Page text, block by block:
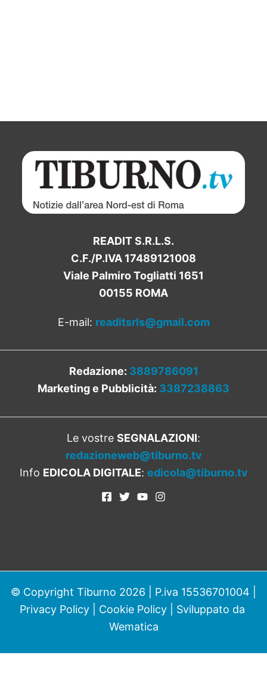
READIT S.R.L.S.
C.F./P.IVA 17489121008
Viale Palmiro Togliatti 1651
00155 ROMA
E-mail: readitsrls@gmail.com
Redazione: 3889786091
Marketing e Pubblicità: 3387238863
Le vostre SEGNALAZIONI:
redazioneweb@tiburno.tv
Info EDICOLA DIGITALE: edicola@tiburno.tv
© Copyright Tiburno 2026 | P.iva 15536701004 |
Privacy Policy| Cookie Policy| Sviluppato da
Wematica